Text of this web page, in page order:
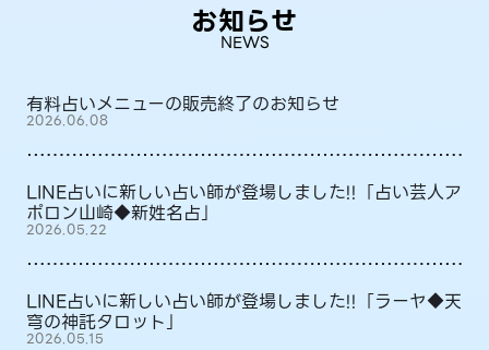
お知らせ
NEWS
有料占いメニューの販売終了のお知らせ
2026.06.08
LINE占いに新しい占い師が登場しました!!「占い芸人ア
ポロン山崎◆新姓名占」
2026.05.22
LINE占いに新しい占い師が登場しました!!「ラーヤ◆天
穹の神託タロット」
2026.05.15